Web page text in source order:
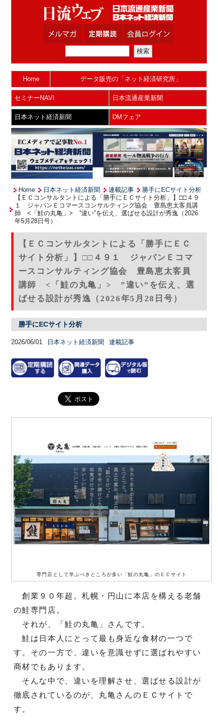
Home データ販売の「ネット経済研究所」
セミナーNAVI 日本流通産業新聞
日本ネット経済新聞 DMフェア
Home 日本ネット経済新聞 連載記事
勝手にECサイト分析
【ＥＣコンサルタントによる「勝手にＥＣサイト分析」】□□４９
１ ジャパンＥコマースコンサルティング協会 豊島恵太客員講
師 <「鮭の丸亀」> ”違い”を伝え、選ばせる設計が秀逸（2026
年5月28日号）
【ＥＣコンサルタントによる「勝手にＥＣ
サイト分析」】□□４９１ ジャパンＥコマ
ースコンサルティング協会 豊島恵太客員
講師 <「鮭の丸亀」> ”違い”を伝え、選
ばせる設計が秀逸（2026年5月28日号）
勝手にECサイト分析
2026/06/01 日本ネット経済新聞 連載記事
専門店として学ぶべきところが多い「鮭の丸亀」のＥＣサイト
創業９０年超。札幌・円山に本店を構える老舗
の鮭専門店。
それが、「鮭の丸亀」さんです。
鮭は日本人にとって最も身近な食材の一つで
す。その一方で、違いを意識せずに選ばれやすい
商材でもあります。
そんな中で、違いを理解させ、選ばせる設計が
徹底されているのが、丸亀さんのＥＣサイトで
す。